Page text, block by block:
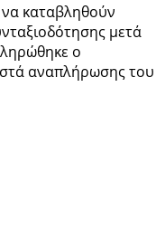
καταβληθούν
μετά
ο
αναπλήρωσης του